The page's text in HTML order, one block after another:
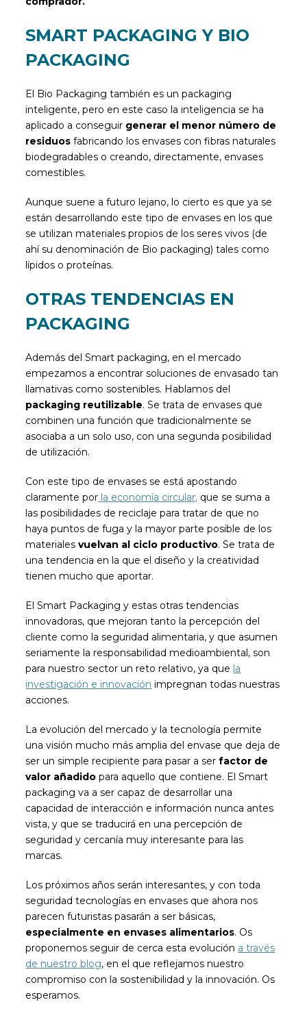
SMART PACKAGING Y BIO
PACKAGING
El Bio Packaging también es un packaging
inteligente, pero en este caso la inteligencia se ha
aplicado a conseguir generar el menor número de
residuos fabricando los envases con fibras naturales
biodegradables o creando, directamente, envases
comestibles.
Aunque suene a futuro lejano, lo cierto es que ya se
están desarrollando este tipo de envases en los que
se utilizan materiales propios de los seres vivos (de
ahí su denominación de Bio packaging) tales como
lípidos o proteínas.
OTRAS TENDENCIAS EN
PACKAGING
Además del Smart packaging, en el mercado
empezamos a encontrar soluciones de envasado tan
llamativas como sostenibles. Hablamos del
packaging reutilizable. Se trata de envases que
combinen una función que tradicionalmente se
asociaba a un solo uso, con una segunda posibilidad
de utilización.
Con este tipo de envases se está apostando
claramente por la economía circular, que se suma a
las posibilidades de reciclaje para tratar de que no
haya puntos de fuga y la mayor parte posible de los
materialesvuelvan al ciclo productivo. Se trata de
una tendencia en la que el diseño y la creatividad
tienen mucho que aportar.
El Smart Packaging y estas otras tendencias
innovadoras, que mejoran tanto la percepción del
cliente como la seguridad alimentaria, y que asumen
seriamente la responsabilidad medioambiental, son
para nuestro sector un reto relativo, ya que la
investigación e innovación impregnan todas nuestras
acciones.
La evolución del mercado y la tecnología permite
una visión mucho más amplia del envase que deja de
ser un simple recipiente para pasar a ser factor de
valor añadido para aquello que contiene. El Smart
packaging va a ser capaz de desarrollar una
capacidad de interacción e información nunca antes
vista, y que se traducirá en una percepción de
seguridad y cercanía muy interesante para las
marcas.
Los próximos años serán interesantes, y con toda
seguridad tecnologías en envases que ahora nos
parecen futuristas pasarán a ser básicas,
especialmente en envases alimentarios. Os
proponemos seguir de cerca esta evolución a través
de nuestro blog, en el que reflejamos nuestro
compromiso con la sostenibilidad y la innovación. Os
esperamos.